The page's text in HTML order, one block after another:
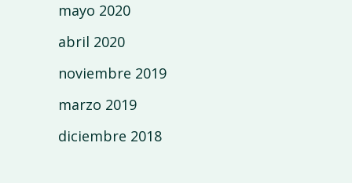
mayo 2020
abril 2020
noviembre 2019
marzo 2019
diciembre 2018